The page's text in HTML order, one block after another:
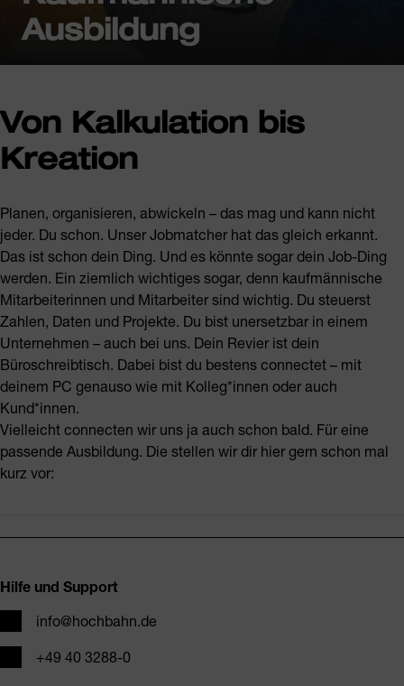
Ausbildung
Von Kalkulation bis
Kreation
Planen, organisieren, abwickeln – das mag und kann nicht
jeder. Du schon. Unser Jobmatcher hat das gleich erkannt.
Das ist schon dein Ding. Und es könnte sogar dein Job-Ding
werden. Ein ziemlich wichtiges sogar, denn kaufmännische
Mitarbeiterinnen und Mitarbeiter sind wichtig. Du steuerst
Zahlen, Daten und Projekte. Du bist unersetzbar in einem
Unternehmen – auch bei uns. Dein Revier ist dein
Büroschreibtisch. Dabei bist du bestens connectet – mit
deinem PC genauso wie mit Kolleg*innen oder auch
Kund*innen.
Vielleicht connecten wir uns ja auch schon bald. Für eine
passende Ausbildung. Die stellen wir dir hier gern schon mal
kurz vor:
Hilfe und Support
E-Mailinfo@hochbahn.de
Telefon+49 40 3288-0